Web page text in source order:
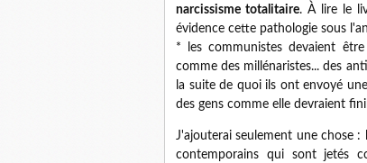
narcissisme totalitaire. À lire le
* les communistes devaient
comme des millénaristes... des
la suite de quoi ils ont envoyé
des gens comme elle devraient
J'ajouterai seulement une chose :
contemporains qui sont jetés